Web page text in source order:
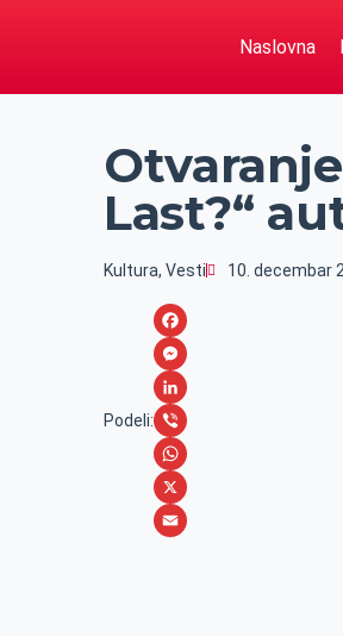
Naslovna
Last?“
Kultura,Vesti 10. decembar
Podeli:
F
a
c
e
b
o
M
e
s
s
e
L
i
n
k
V
i
b
W
h
X